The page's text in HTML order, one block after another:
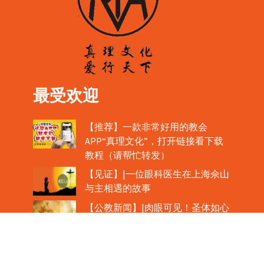
最受欢迎
【推荐】一款非常好用的教会
APP“真理文化”，打开链接看下载
教程（请帮忙转发）
【见证】|一位眼科医生在上海佘山
与主相遇的故事
【公教新闻】|肉眼可见！圣体如心